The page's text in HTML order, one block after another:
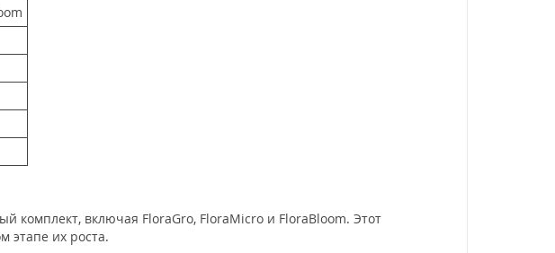
комплект, включая FloraGro, FloraMicro и FloraBloom. Этот
этапе их роста.